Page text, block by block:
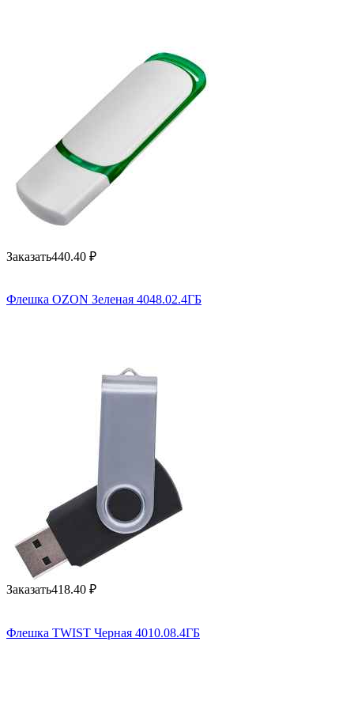
Заказать440.40 ₽
Флешка OZON Зеленая 4048.02.4ГБ
Заказать418.40 ₽
Флешка TWIST Черная 4010.08.4ГБ